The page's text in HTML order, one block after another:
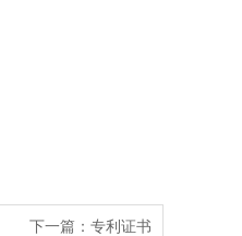
下一篇： 专利证书